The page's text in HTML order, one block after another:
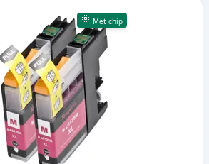
Met chip